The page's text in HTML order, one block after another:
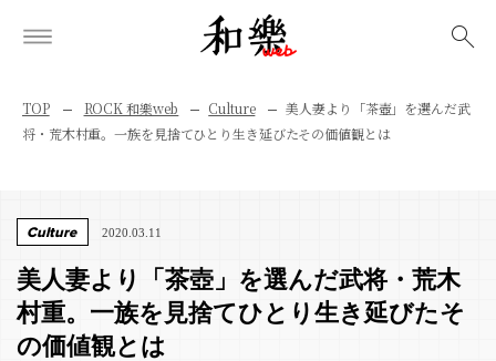
TOP ROCK 和樂web Culture
美人妻より「茶壺」を選んだ武
将・荒木村重。一族を見捨てひとり生き延びたその価値観とは
Culture 2020.03.11
美人妻より「茶壺」を選んだ武将・荒木
村重。一族を見捨てひとり生き延びたそ
の価値観とは